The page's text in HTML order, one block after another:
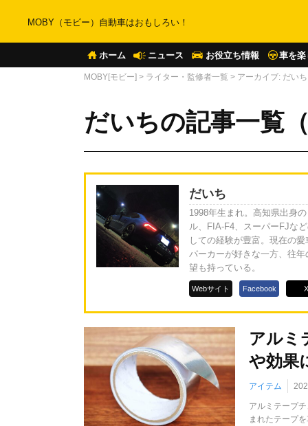
MOBY（モビー）自動車はおもしろい！
ホーム ニュース お役立ち情報 車を楽
MOBY[モビー] > ライター・監修者一覧 > アーカイブ: だいち
だいちの記事一覧
だいち
1998年生まれ。高知県出身
ル、FIA-F4、スーパーFJな
しての経験が豊富。現在の
パーカーが好きな一方、往
望も持っている。
Webサイト Facebook X
アルミ
や効果
アイテム
アルミテープ
まれたテープ